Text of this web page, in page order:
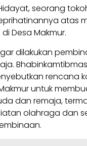
seorang
atas
Desa Makmur.
dilakukan
rencana
untuk
dan remaja,
olahraga dan